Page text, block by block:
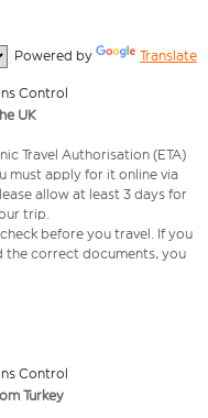
Powered by Translate
Control
UK
Travel Authorisation (ETA)
must apply for it online via
allow at least 3 days for
trip.
before you travel. If you
the correct documents, you
Control
Turkey